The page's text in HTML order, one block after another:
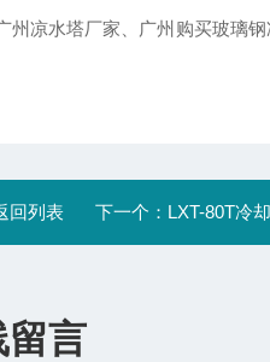
州凉水塔厂家、广州购买玻璃
回列表 下一个： LXT-80T冷却
留言